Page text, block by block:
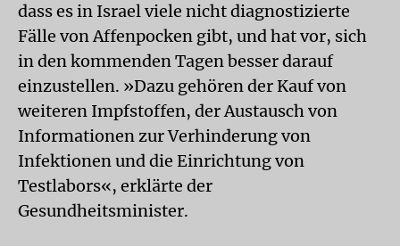
dass es in Israel viele nicht diagnostizierte
Fälle von Affenpocken gibt, und hat vor, sich
in den kommenden Tagen besser darauf
einzustellen. »Dazu gehören der Kauf von
weiteren Impfstoffen, der Austausch von
Informationen zur Verhinderung von
Infektionen und die Einrichtung von
Testlabors«, erklärte der
Gesundheitsminister.